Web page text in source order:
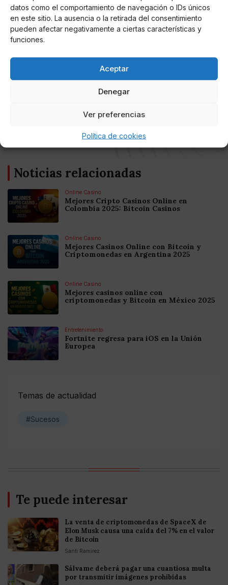
datos como el comportamiento de navegación o IDs únicos
en este sitio. La ausencia o la retirada del consentimiento
pueden afectar negativamente a ciertas características y
funciones.
Aceptar
Denegar
Ver preferencias
Política de cookies
docuserie,ahora tendrá pasta. Sorpresa en redes por
el estado de María Teresa Campos en 'El Hormiguero'
via@20m https://t.co/qO90jnoHUj
Escritora independiente del mundo del
corazón y todos los realitys del momento.
Noticias relacionadas
Online Casino
Mejores Cripto Casinos Online en
Colombia 2025: Bitcoin Casinos
Online Casino
Mejores Casinos Online con Bitcoin y
Criptomonedas en Argentina 2025
Online Casino
Mejores casinos online con
criptomonedas y Bitcoin en México 2025
Entretenimiento
Fortnite regresa para iOS en la Unión
Europea
Temas de actualidad
#Sucesos
Te puede interesar
La venta de criptomonedas de SpaceX de
Elon Musk causa una caída del 7% en el valor
de Bitcoin
Santi Ramirez
Sálvame deberá pagar una cuantiosa multa
por transmitir imágenes prohibidas